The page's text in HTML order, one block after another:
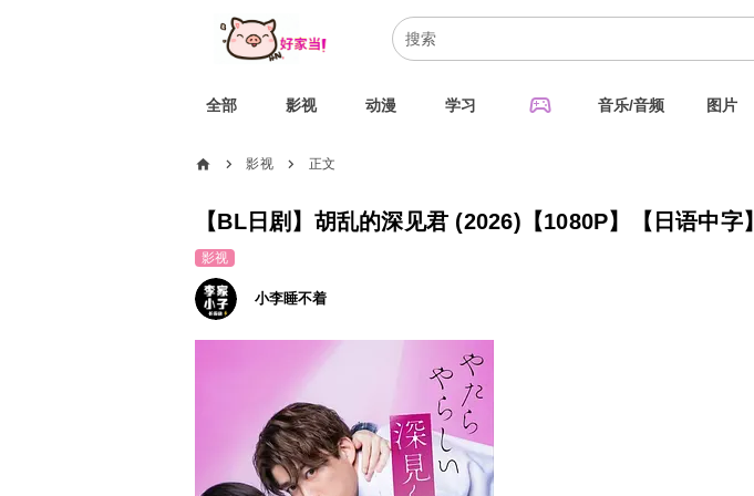
全部 影视 动漫 学习 sports_esports 音乐/音频 图片
home chevron_right 影视 chevron_right 正文
【BL日剧】胡乱的深见君 (2026)【1080P】【日语中字】
影视
小李睡不着